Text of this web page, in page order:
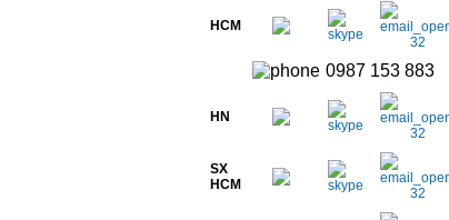
HCM
0987 153 883
HN
SX
HCM